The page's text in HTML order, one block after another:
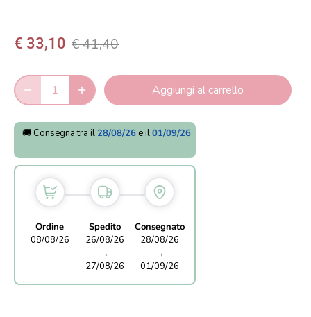
€ 33,10 € 41,40
Aggiungi al carrello
🚚 Consegna tra il 28/08/26 e il01/09/26
Ordine
08/08/26
Spedito
26/08/26
→
27/08/26
Consegnato
28/08/26
→
01/09/26